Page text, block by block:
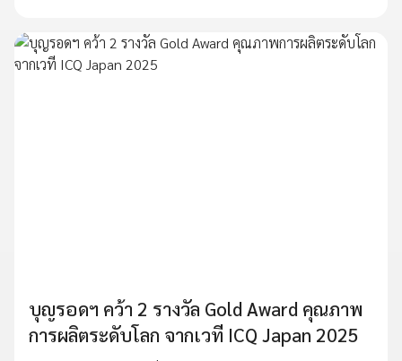
บุญรอดฯ คว้า 2 รางวัล Gold Award คุณภาพ
การผลิตระดับโลก จากเวที ICQ Japan 2025